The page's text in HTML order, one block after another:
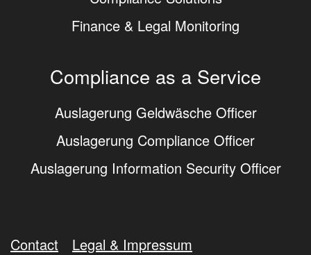
Finance & Legal Monitoring
Compliance as a Service
Auslagerung Geldwäsche Officer
Auslagerung Compliance Officer
Auslagerung Information Security Officer
Contact Legal & Impressum